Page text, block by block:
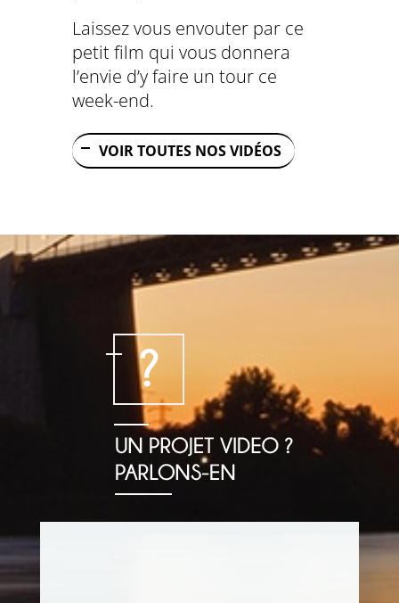
Laissez vous envouter par ce
petit film qui vous donnera
l’envie d’y faire un tour ce
week-end.
VOIR TOUTES NOS VIDÉOS